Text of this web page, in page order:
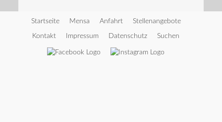
Startseite Mensa Anfahrt Stellenangebote
Kontakt Impressum Datenschutz Suchen